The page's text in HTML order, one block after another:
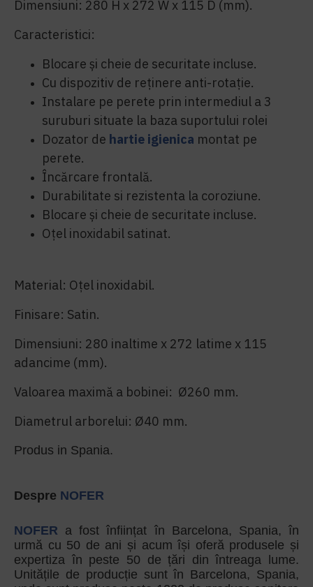
Dimensiuni: 280 H x 272 W x 115 D (mm).
Caracteristici:
Blocare și cheie de securitate incluse.
Cu dispozitiv de reținere anti-rotație.
Instalare pe perete prin intermediul a 3
suruburi situate la baza suportului rolei
Dozator de hartie igienica montat pe
perete.
Încărcare frontală.
Durabilitate si rezistenta la coroziune.
Blocare și cheie de securitate incluse.
Oțel inoxidabil satinat.
Material: Oţel inoxidabil.
Finisare: Satin.
Dimensiuni: 280 inaltime x 272 latime x 115
adancime (mm).
Valoarea maximă a bobinei: Ø260 mm.
Diametrul arborelui: Ø40 mm.
Produs in Spania.
Despre NOFER
NOFER a fost înființat în Barcelona, Spania, în
urmă cu 50 de ani și acum își oferă produsele și
expertiza în peste 50 de țări din întreaga lume.
Unitățile de producție sunt în Barcelona, Spania,